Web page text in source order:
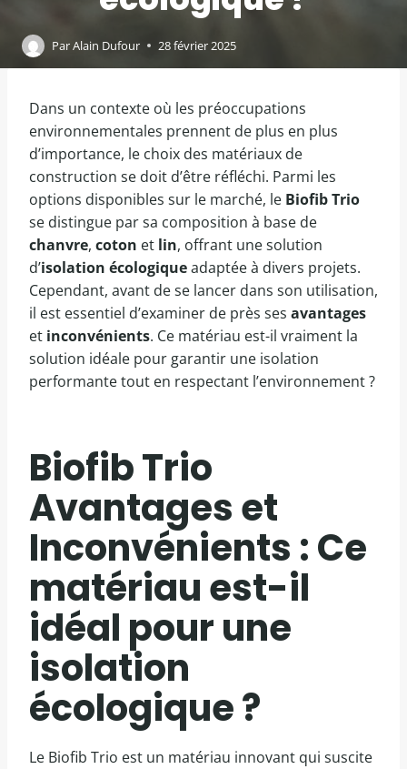
ParAlain Dufour 28 février 2025
Dans un contexte où les préoccupations
environnementales prennent de plus en plus
d’importance, le choix des matériaux de
construction se doit d’être réfléchi. Parmi les
options disponibles sur le marché, le Biofib Trio
se distingue par sa composition à base de
chanvre, coton et lin, offrant une solution
d’isolation écologiqueadaptée à divers projets.
Cependant, avant de se lancer dans son utilisation,
il est essentiel d’examiner de près ses avantages
et inconvénients. Ce matériau est-il vraiment la
solution idéale pour garantir une isolation
performante tout en respectant l’environnement ?
Biofib Trio
Avantages et
Inconvénients : Ce
matériau est-il
idéal pour une
isolation
écologique ?
Le Biofib Trio est un matériau innovant qui suscite